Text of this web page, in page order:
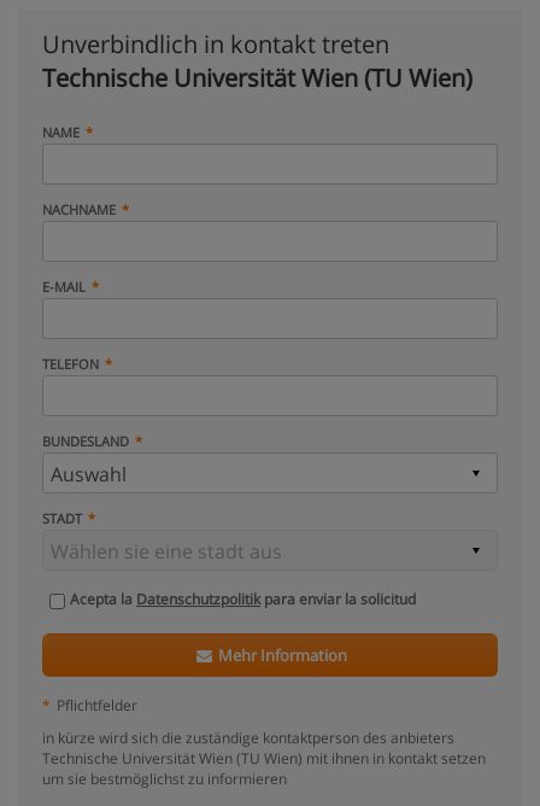
Unverbindlich in kontakt treten
Technische Universität Wien (TU Wien)
NAME
NACHNAME
E-MAIL
TELEFON
BUNDESLAND
STADT
Acepta la Datenschutzpolitikpara enviar la solicitud
Mehr Information
* Pflichtfelder
in kürze wird sich die zuständige kontaktperson des anbieters
Technische Universität Wien (TU Wien) mit ihnen in kontakt setzen
um sie bestmöglichst zu informieren